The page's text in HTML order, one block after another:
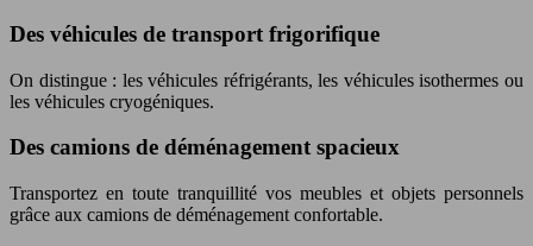
Des véhicules de transport frigorifique
On distingue : les véhicules réfrigérants, les véhicules isothermes ou
les véhicules cryogéniques.
Des camions de déménagement spacieux
Transportez en toute tranquillité vos meubles et objets personnels
grâce aux camions de déménagement confortable.